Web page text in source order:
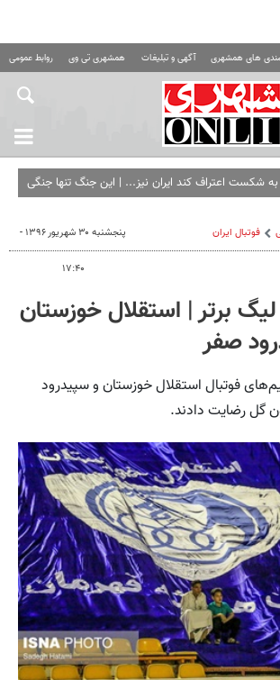
های همشهری آگهی و تبلیغات همشهری تی وی روابط عمومی
به شکست اعتراف کند ایران نیز... | این جنگ تنها جنگی
فوتبال ايران پنجشنبه ۳۰ شهریور ۱۳۹۶ -
۱۷:۴۰
برتر | استقلال خوزستان
صفر
فوتبال استقلال خوزستان و سپیدرود
گل رضایت دادند.